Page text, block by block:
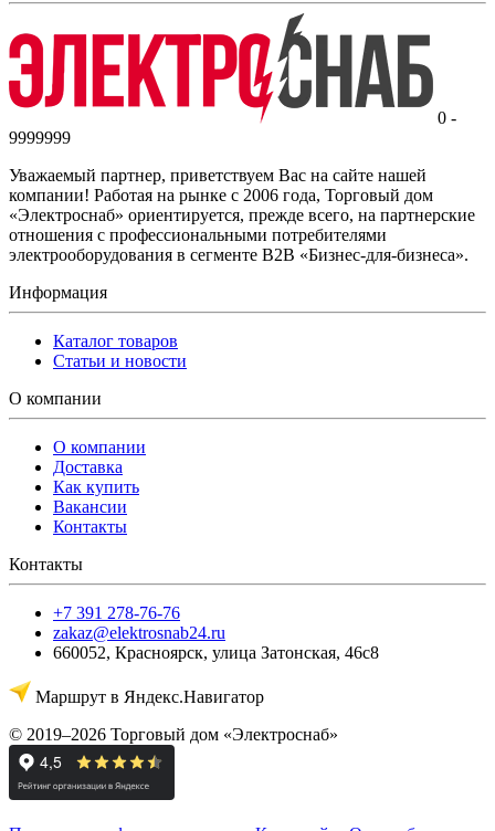
0 -
9999999
Уважаемый партнер, приветствуем Вас на сайте нашей
компании! Работая на рынке с 2006 года, Торговый дом
«Электроснаб» ориентируется, прежде всего, на партнерские
отношения с профессиональными потребителями
электрооборудования в сегменте B2B «Бизнес-для-бизнеса».
Информация
Каталог товаров
Статьи и новости
О компании
О компании
Доставка
Как купить
Вакансии
Контакты
Контакты
+7 391 278-76-76
zakaz@elektrosnab24.ru
660052, Красноярск, улица Затонская, 46с8
Маршрут в Яндекс.Навигатор
© 2019–2026 Торговый дом «Электроснаб»